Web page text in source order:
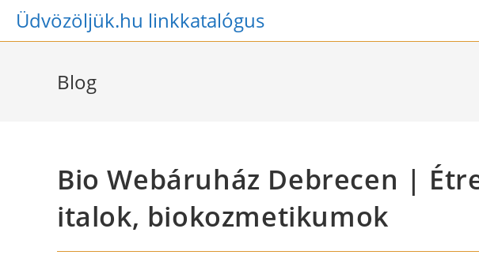
SkipÜdvözöljük.hu linkkatalógus
Blog
Bio Webáruház Debrecen |
italok, biokozmetikumok